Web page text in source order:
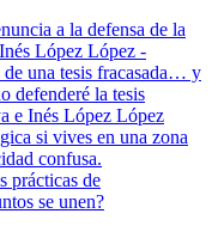
a la defensa de la
López López -
una tesis fracasada… y
defenderé la tesis
e Inés López López
si vives en una zona
confusa.
prácticas de
se unen?